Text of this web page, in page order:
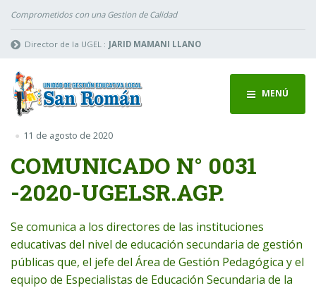
Comprometidos con una Gestion de Calidad
Director de la UGEL : JARID MAMANI LLANO
MENÚ
11 de agosto de 2020
COMUNICADO N° 0031
-2020-UGELSR.AGP.
Se comunica a los directores de las instituciones
educativas del nivel de educación secundaria de gestión
públicas que, el jefe del Área de Gestión Pedagógica y el
equipo de Especialistas de Educación Secundaria de la